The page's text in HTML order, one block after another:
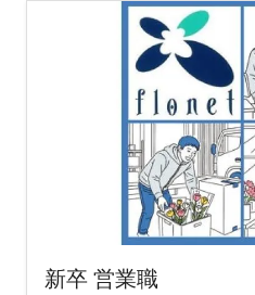
新卒 営業職